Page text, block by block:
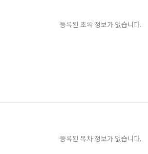
등록된 초록 정보가 없습니다.
등록된 목차 정보가 없습니다.